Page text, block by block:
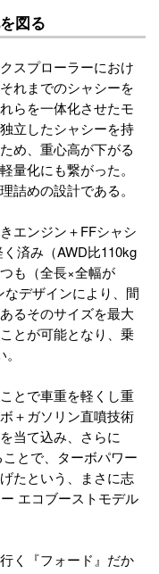
図る
スプローラーにおけ
れまでのシャシーを
らを一体化させたモ
立したシャシーを持
め、重心高が下がる
量化にも繋がった。
詰めの設計である。
エンジン＋FFシャシ
済み（AWD比110kg
も（全長×全幅が
デザインにより、間
るそのサイズを最大
とが可能となり、乗
とで車重を軽くし重
＋ガソリン直噴技術
当て込み、さらに
とで、ターボパワー
たという、まさに志
エコブーストモデル
く『フォード』だか